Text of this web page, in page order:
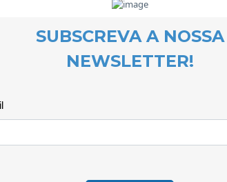
28 October 2024
O EDxperimentar
projecto de
quatro territórios
parceiras do
sistematizar as
Covilhã, as
Secundária Quinta
O Projecto
em parceria